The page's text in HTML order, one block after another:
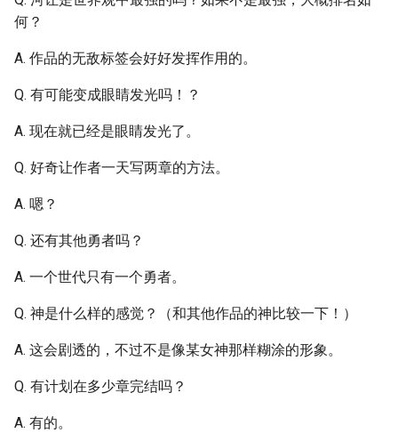
何？
A. 作品的无敌标签会好好发挥作用的。
Q. 有可能变成眼睛发光吗！？
A. 现在就已经是眼睛发光了。
Q. 好奇让作者一天写两章的方法。
A. 嗯？
Q. 还有其他勇者吗？
A. 一个世代只有一个勇者。
Q. 神是什么样的感觉？（和其他作品的神比较一下！）
A. 这会剧透的，不过不是像某女神那样糊涂的形象。
Q. 有计划在多少章完结吗？
A. 有的。